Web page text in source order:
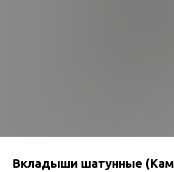
Вкладыши шатунные